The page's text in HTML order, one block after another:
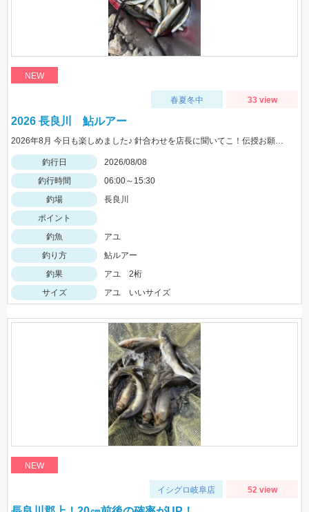
NEW
春夏冬中 33 view
2026 長良川 鮎ルアー
2026年8月 今日も楽しめました♪ 針合わせを店長に聞いてこ！伝授お願いします！
釣行日
2026/08/08
釣行時間
06:00～15:30
釣場
長良川
ポイント
釣魚
アユ
釣り方
鮎ルアー
釣果
アユ 2桁
サイズ
アユ いいサイズ
NEW
イシグロ岐阜店 52 view